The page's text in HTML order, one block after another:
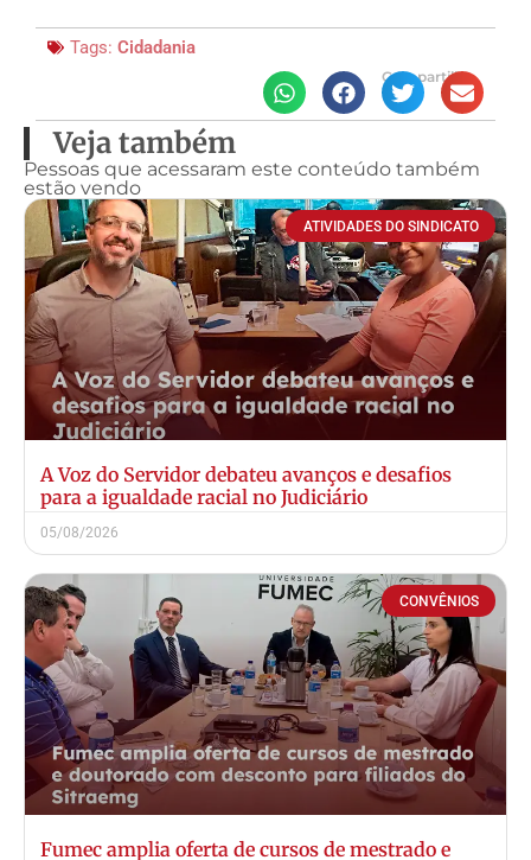
Tags: Cidadania
Compartilhe
Veja também
Pessoas que acessaram este conteúdo também
estão vendo
ATIVIDADES DO SINDICATO
A Voz do Servidor debateu avanços e desafios
para a igualdade racial no Judiciário
05/08/2026
CONVÊNIOS
Fumec amplia oferta de cursos de mestrado e